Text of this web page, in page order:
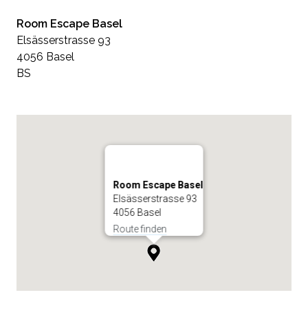
Room Escape Basel
Elsässerstrasse 93
4056 Basel
BS
Room Escape Basel
Elsässerstrasse 93
4056 Basel
Route finden